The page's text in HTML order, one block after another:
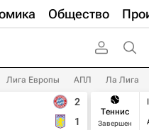
Общество
Лига Европы АПЛ Ла Лига
2
1
Теннис
Завершен